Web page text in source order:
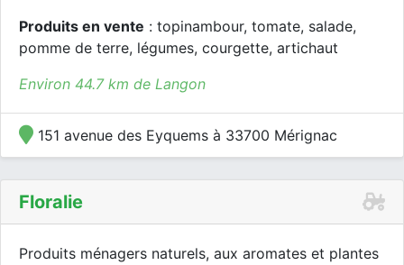
Produits en vente : topinambour, tomate, salade,
pomme de terre, légumes, courgette, artichaut
Environ 44.7 km de Langon
151 avenue des Eyquems à 33700 Mérignac
Floralie
Produits ménagers naturels, aux aromates et plantes